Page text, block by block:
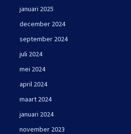
januari 2025
december 2024
september 2024
juli 2024
mei 2024
april 2024
maart 2024
januari 2024
november 2023